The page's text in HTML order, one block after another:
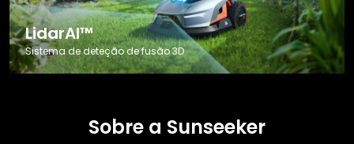
LidarAI™
Sistema de deteção de fusão 3D
Sobre a Sunseeker